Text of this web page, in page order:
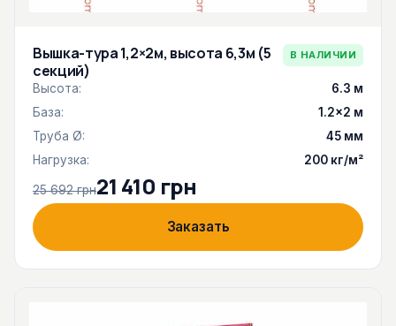
Вышка-тура 1,2×2м, высота 6,3м (5
секций)
В НАЛИЧИИ
Высота:
6.3 м
База:
1.2×2 м
Труба Ø:
45 мм
Нагрузка:
200 кг/м²
25 692 грн21 410 грн
Заказать